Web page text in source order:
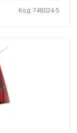
Код: 748024-5